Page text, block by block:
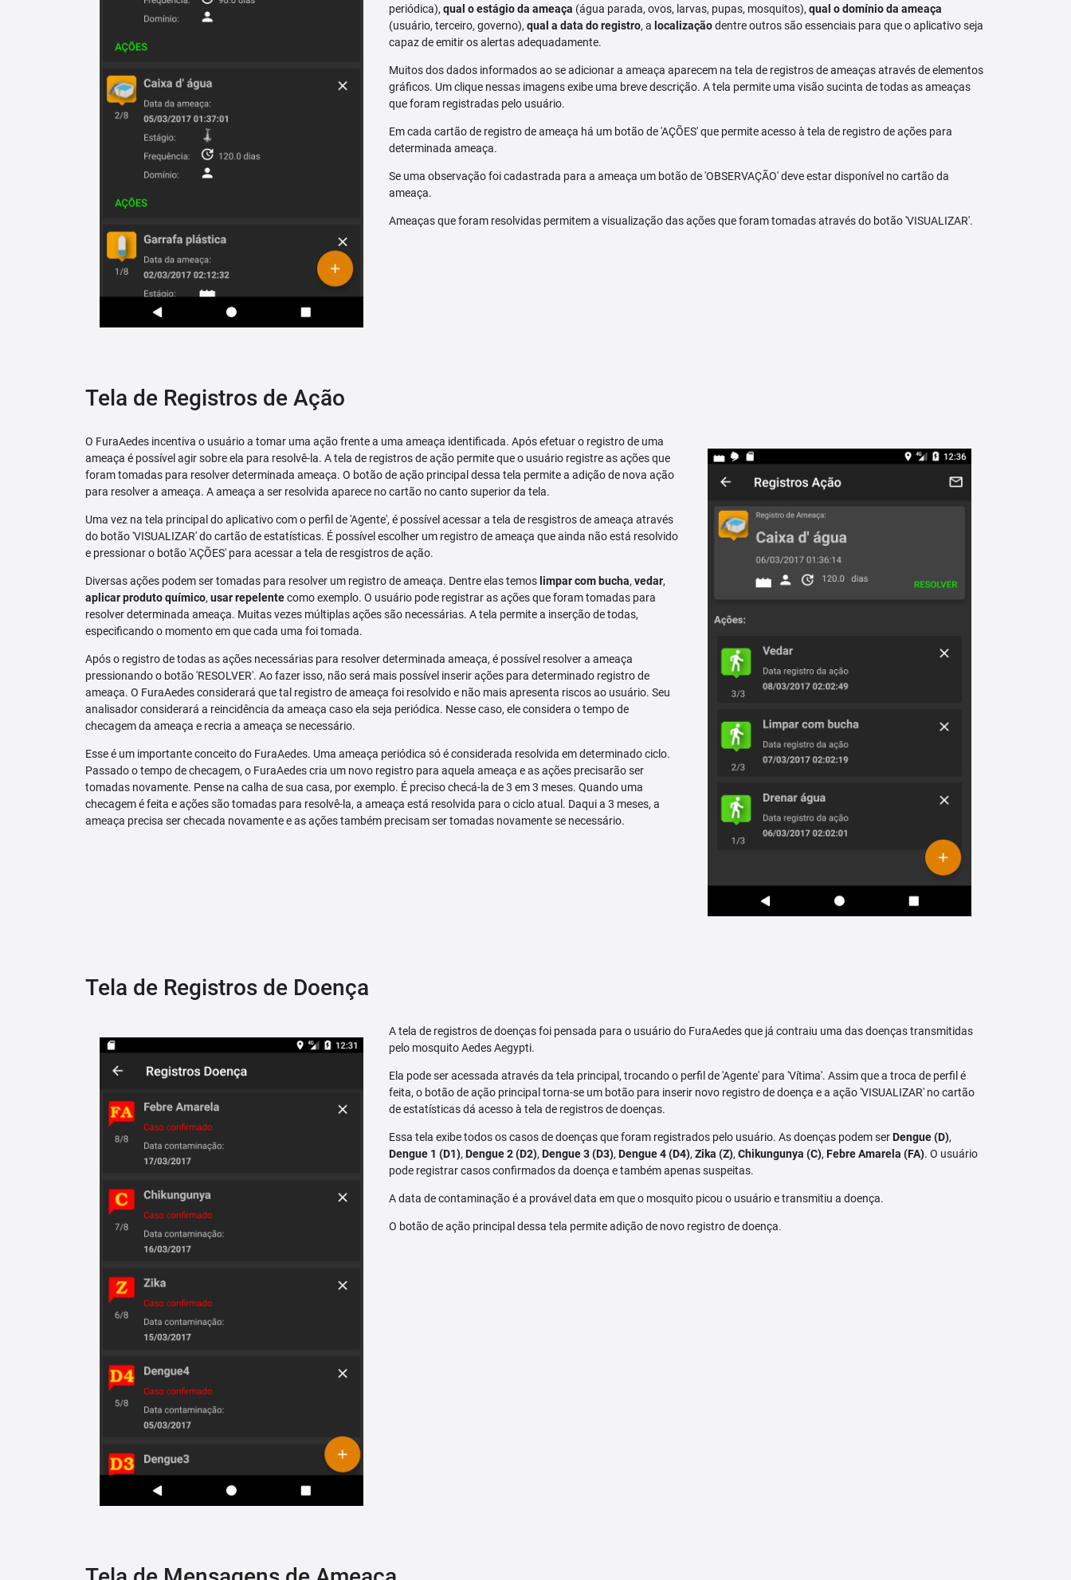
periódica),qual o estágio da ameaça (água parada, ovos, larvas, pupas, mosquitos),qual o domínio da ameaça
(usuário, terceiro, governo),qual a data do registro, a localizaçãodentre outros são essenciais para que o aplicativo seja
capaz de emitir os alertas adequadamente.
Muitos dos dados informados ao se adicionar a ameaça aparecem na tela de registros de ameaças através de elementos
gráficos. Um clique nessas imagens exibe uma breve descrição. A tela permite uma visão sucinta de todas as ameaças
que foram registradas pelo usuário.
Em cada cartão de registro de ameaça há um botão de 'AÇÕES' que permite acesso à tela de registro de ações para
determinada ameaça.
Se uma observação foi cadastrada para a ameaça um botão de 'OBSERVAÇÃO' deve estar disponível no cartão da
ameaça.
Ameaças que foram resolvidas permitem a visualização das ações que foram tomadas através do botão 'VISUALIZAR'.
Tela de Registros de Ação
O FuraAedes incentiva o usuário a tomar uma ação frente a uma ameaça identificada. Após efetuar o registro de uma
ameaça é possível agir sobre ela para resolvê-la. A tela de registros de ação permite que o usuário registre as ações que
foram tomadas para resolver determinada ameaça. O botão de ação principal dessa tela permite a adição de nova ação
para resolver a ameaça. A ameaça a ser resolvida aparece no cartão no canto superior da tela.
Uma vez na tela principal do aplicativo com o perfil de 'Agente', é possível acessar a tela de resgistros de ameaça através
do botão 'VISUALIZAR' do cartão de estatísticas. É possível escolher um registro de ameaça que ainda não está resolvido
e pressionar o botão 'AÇÕES' para acessar a tela de resgistros de ação.
Diversas ações podem ser tomadas para resolver um registro de ameaça. Dentre elas temos limpar com bucha, vedar,
aplicar produto químico, usar repelentecomo exemplo. O usuário pode registrar as ações que foram tomadas para
resolver determinada ameaça. Muitas vezes múltiplas ações são necessárias. A tela permite a inserção de todas,
especificando o momento em que cada uma foi tomada.
Após o registro de todas as ações necessárias para resolver determinada ameaça, é possível resolver a ameaça
pressionando o botão 'RESOLVER'. Ao fazer isso, não será mais possível inserir ações para determinado registro de
ameaça. O FuraAedes considerará que tal registro de ameaça foi resolvido e não mais apresenta riscos ao usuário. Seu
analisador considerará a reincidência da ameaça caso ela seja periódica. Nesse caso, ele considera o tempo de
checagem da ameaça e recria a ameaça se necessário.
Esse é um importante conceito do FuraAedes. Uma ameaça periódica só é considerada resolvida em determinado ciclo.
Passado o tempo de checagem, o FuraAedes cria um novo registro para aquela ameaça e as ações precisarão ser
tomadas novamente. Pense na calha de sua casa, por exemplo. É preciso checá-la de 3 em 3 meses. Quando uma
checagem é feita e ações são tomadas para resolvê-la, a ameaça está resolvida para o ciclo atual. Daqui a 3 meses, a
ameaça precisa ser checada novamente e as ações também precisam ser tomadas novamente se necessário.
Tela de Registros de Doença
A tela de registros de doenças foi pensada para o usuário do FuraAedes que já contraiu uma das doenças transmitidas
pelo mosquito Aedes Aegypti.
Ela pode ser acessada através da tela principal, trocando o perfil de 'Agente' para 'Vítima'. Assim que a troca de perfil é
feita, o botão de ação principal torna-se um botão para inserir novo registro de doença e a ação 'VISUALIZAR' no cartão
de estatísticas dá acesso à tela de registros de doenças.
Essa tela exibe todos os casos de doenças que foram registrados pelo usuário. As doenças podem serDengue (D),
Dengue 1 (D1),Dengue 2 (D2),Dengue 3 (D3),Dengue 4 (D4),Zika (Z),Chikungunya (C),Febre Amarela (FA). O usuário
pode registrar casos confirmados da doença e também apenas suspeitas.
A data de contaminação é a provável data em que o mosquito picou o usuário e transmitiu a doença.
O botão de ação principal dessa tela permite adição de novo registro de doença.